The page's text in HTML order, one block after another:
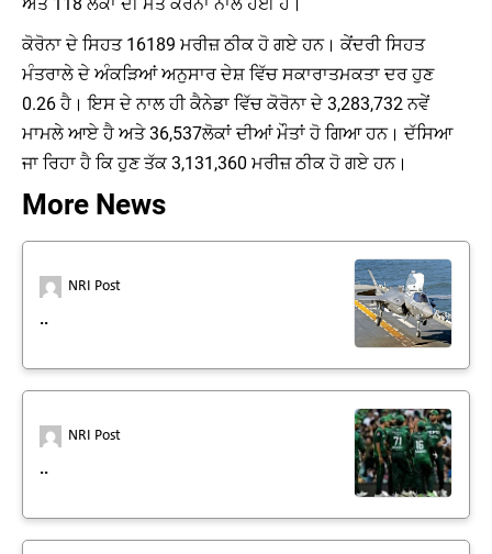
ਅਤੇ 118 ਲੋਕਾਂ ਦੀ ਮੌਤ ਕੋਰੋਨਾ ਨਾਲ ਹੋਈ ਹੈ।
ਕੋਰੋਨਾ ਦੇ ਸਿਹਤ 16189 ਮਰੀਜ਼ ਠੀਕ ਹੋ ਗਏ ਹਨ। ਕੇਂਦਰੀ ਸਿਹਤ
ਮੰਤਰਾਲੇ ਦੇ ਅੰਕੜਿਆਂ ਅਨੁਸਾਰ ਦੇਸ਼ ਵਿੱਚ ਸਕਾਰਾਤਮਕਤਾ ਦਰ ਹੁਣ
0.26 ਹੈ। ਇਸ ਦੇ ਨਾਲ ਹੀ ਕੈਨੇਡਾ ਵਿੱਚ ਕੋਰੋਨਾ ਦੇ 3,283,732 ਨਵੇਂ
ਮਾਮਲੇ ਆਏ ਹੈ ਅਤੇ 36,537ਲੋਕਾਂ ਦੀਆਂ ਮੌਤਾਂ ਹੋ ਗਿਆ ਹਨ। ਦੱਸਿਆ
ਜਾ ਰਿਹਾ ਹੈ ਕਿ ਹੁਣ ਤੱਕ 3,131,360 ਮਰੀਜ਼ ਠੀਕ ਹੋ ਗਏ ਹਨ।
More News
NRI Post
..
NRI Post
..